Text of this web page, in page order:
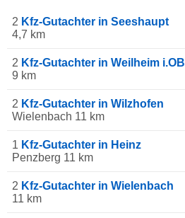
2 Kfz-Gutachter in Seeshaupt
4,7 km
2 Kfz-Gutachter in Weilheim i.OB
9 km
2 Kfz-Gutachter in Wilzhofen
Wielenbach 11 km
1 Kfz-Gutachter in Heinz
Penzberg 11 km
2 Kfz-Gutachter in Wielenbach
11 km